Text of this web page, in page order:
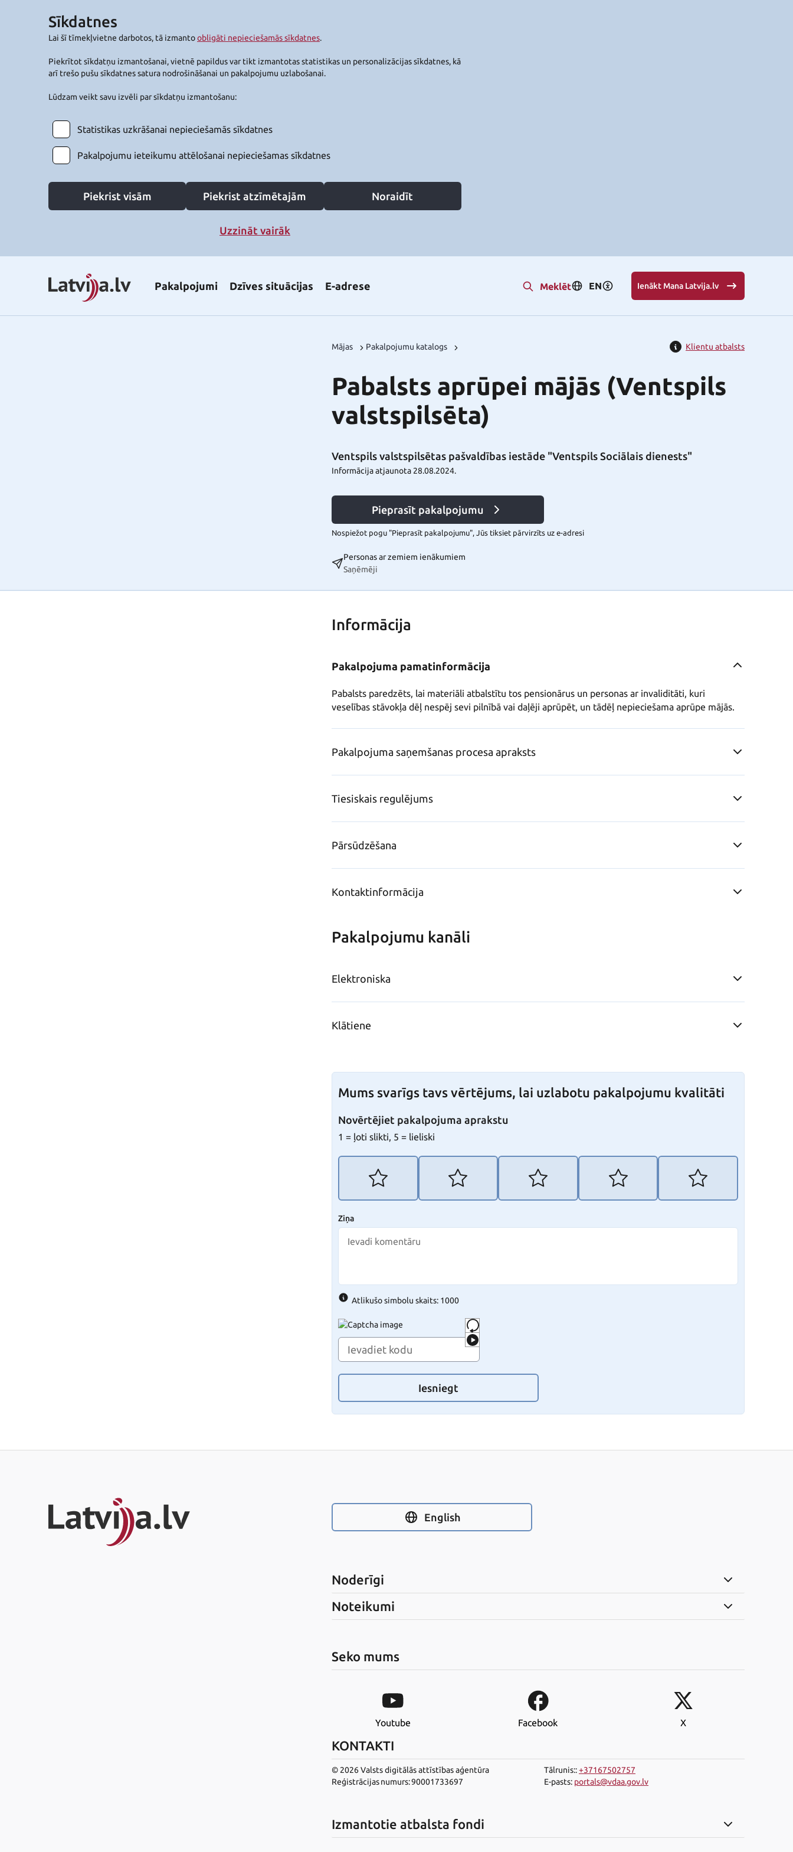
Sīkdatnes
Lai šī tīmekļvietne darbotos, tā izmantoobligāti nepieciešamās sīkdatnes.
Piekrītot sīkdatņu izmantošanai, vietnē papildus var tikt izmantotas statistikas un personalizācijas sīkdatnes, kā
arī trešo pušu sīkdatnes satura nodrošināšanai un pakalpojumu uzlabošanai.
Lūdzam veikt savu izvēli par sīkdatņu izmantošanu:
Statistikas uzkrāšanai nepieciešamās sīkdatnes
Pakalpojumu ieteikumu attēlošanai nepieciešamas sīkdatnes
Piekrist visām Piekrist atzīmētajām Noraidīt
Uzzināt vairāk
Pakalpojumi Dzīves situācijas E-adrese Meklēt EN Ienākt Mana Latvija.lv
Mājas Pakalpojumu katalogs Klientu atbalsts
Pabalsts aprūpei mājās (Ventspils
valstspilsēta)
Ventspils valstspilsētas pašvaldības iestāde "Ventspils Sociālais dienests"
Informācija atjaunota 28.08.2024.
Pieprasīt pakalpojumu
Nospiežot pogu "Pieprasīt pakalpojumu", Jūs tiksiet pārvirzīts uz e-adresi
Personas ar zemiem ienākumiem
Saņēmēji
Informācija
Pakalpojuma pamatinformācija
Pabalsts paredzēts, lai materiāli atbalstītu tos pensionārus un personas ar invaliditāti, kuri
veselības stāvokļa dēļ nespēj sevi pilnībā vai daļēji aprūpēt, un tādēļ nepieciešama aprūpe mājās.
Pakalpojuma saņemšanas procesa apraksts
Tiesiskais regulējums
Pārsūdzēšana
Kontaktinformācija
Pakalpojumu kanāli
Elektroniska
Klātiene
Mums svarīgs tavs vērtējums, lai uzlabotu pakalpojumu kvalitāti
Novērtējiet pakalpojuma aprakstu
1 = ļoti slikti, 5 = lieliski
Ziņa
Atlikušo simbolu skaits: 1000
Iesniegt
English
Noderīgi
Noteikumi
Seko mums
Youtube Facebook X
KONTAKTI
© 2026 Valsts digitālās attīstības aģentūra
Reģistrācijas numurs: 90001733697
Tālrunis::+37167502757
E-pasts: portals@vdaa.gov.lv
Izmantotie atbalsta fondi